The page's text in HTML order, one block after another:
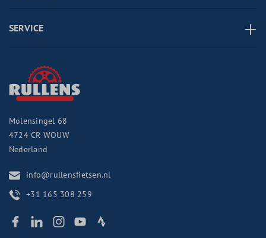
SERVICE
Molensingel 68
4724 CR WOUW
Nederland
info@rullensfietsen.nl
+31 165 308 259